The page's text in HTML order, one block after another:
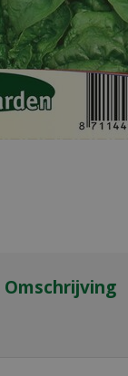
Omschrijving